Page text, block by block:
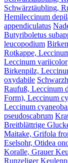
Schwärztäubling,
Hemileccinum
appendiculatus
Butyriboletus
leucopodium
Rotkappe,
Leccinum variicolor
Birkenpilz,
oxydabile
Raufuß, Leccinum
Form), Leccinum
Leccinum
pseudoscabrum
Breitblättrige
Maitake, Grifola
Eselsohr, Otidea
Koralle, Grauer
Runzeliger